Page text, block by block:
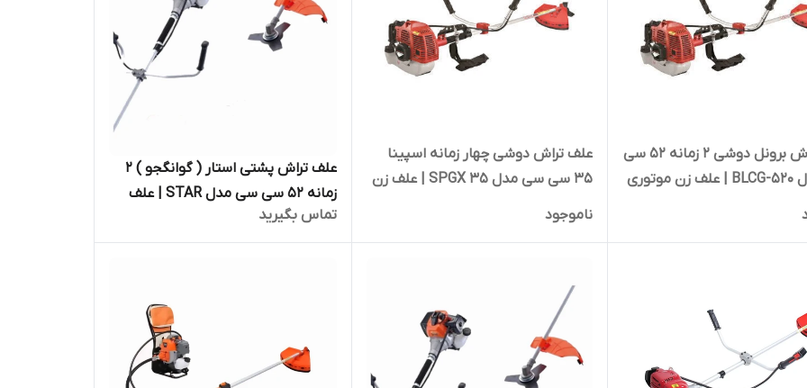
علف تراش برونل دوشی ۲ زمانه 52 سی
سی مدل BLCG-520 | علف زن موتوری
علف تراش دوشی چهار زمانه اسپینا
۳۵ سی سی مدل SPGX 35 | علف زن
موتوری بنزینی
ناموجود
علف تراش پشتی استار ( گوانگجو ) 2
زمانه 52 سی سی مدل STAR | علف
زن موتوری بنزینی
تماس بگیرید